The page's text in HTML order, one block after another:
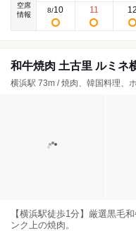
空席
情報
8/10 11 12
和牛焼肉 土古里 ルミネ
横浜駅 73m / 焼肉、韓国料理、
【横浜駅徒歩1分】厳選黒毛
ンク上の焼肉。